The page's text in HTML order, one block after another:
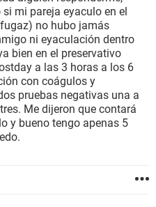
mi pareja eyaculo en el
no hubo jamás
ni eyaculación dentro
bien en el preservativo
a las 3 horas a los 6
con coágulos y
pruebas negativas una a
Me dijeron que contará
y bueno tengo apenas 5